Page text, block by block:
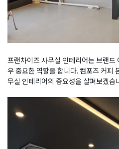
프랜차이즈 사무실 인테리어는 브랜드
우 중요한 역할을 합니다. 컴포즈 커피
무실 인테리어의 중요성을 살펴보겠습